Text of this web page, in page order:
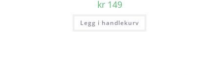
kr149
Legg i handlekurv